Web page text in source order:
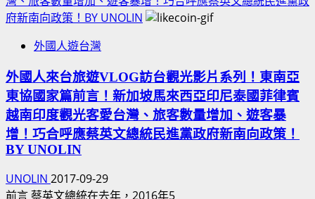
友
(旅
大
馬
KOL
持
續
新)
北
新
北
市
吃
貨
美
食
料
理
自
由
來
亞
遊
台
灣
影
片
帥
府新南向政策！BY UNOLIN
外國人遊台灣
外國人來台旅遊VLOG訪台觀光影片系列！東南亞
東協國家篇前言！新加坡馬來西亞印尼泰國菲律賓
越南印度觀光客愛台灣、旅客數量增加、遊客暴
增！巧合呼應蔡英文總統民進黨政府新南向政策！
BY UNOLIN
UNOLIN 2017-09-29
前言 蔡英文總統在去年，2016年5